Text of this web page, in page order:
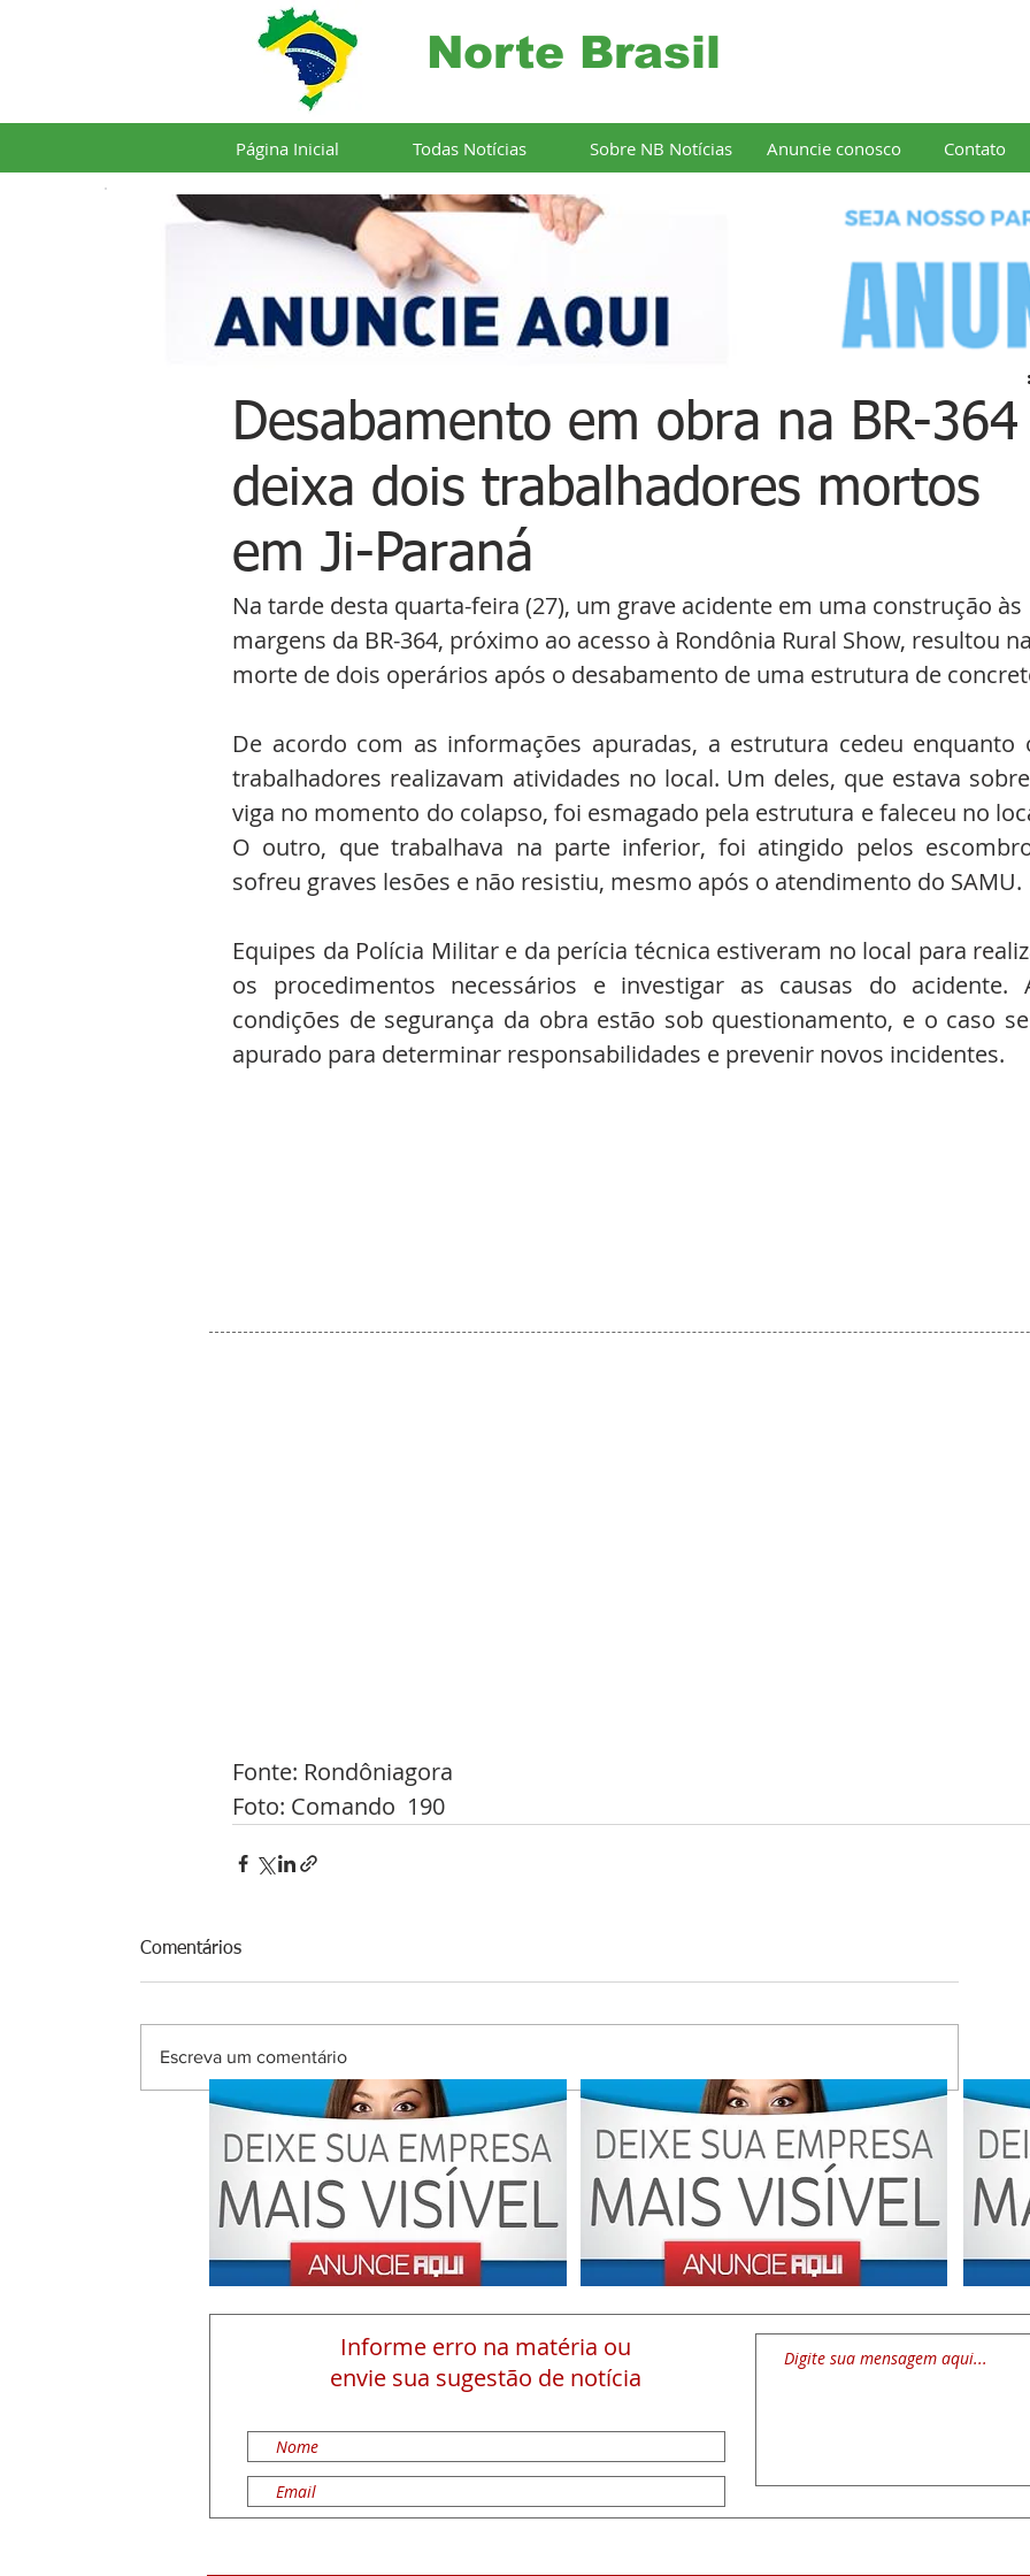
Norte Brasil
Página Inicial Todas Notícias Sobre NB Notícias Anuncie conosco Contato
Desabamento em obra na BR-364
deixa dois trabalhadores mortos
em Ji-Paraná
Na tarde desta quarta-feira (27), um grave acidente em uma construção às
margens da BR-364, próximo ao acesso à Rondônia Rural Show, resultou na
morte de dois operários após o desabamento de uma estrutura de
De acordo com as informações apuradas, a estrutura cedeu enquanto
trabalhadores realizavam atividades no local. Um deles, que estava
viga no momento do colapso, foi esmagado pela estrutura e faleceu no
O outro, que trabalhava na parte inferior, foi atingido pelos
sofreu graves lesões e não resistiu, mesmo após o atendimento do SAMU.
Equipes da Polícia Militar e da perícia técnica estiveram no local para
os procedimentos necessários e investigar as causas do acidente.
condições de segurança da obra estão sob questionamento, e o caso
apurado para determinar responsabilidades e prevenir novos incidentes.
Fonte: Rondôniagora
Foto: Comando  190
Comentários
Escreva um comentário
Informe erro na matéria ou
envie sua sugestão de notícia